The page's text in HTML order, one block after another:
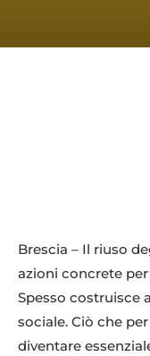
Brescia – Il riuso
azioni concrete
Spesso costruisce
sociale. Ciò che
diventare